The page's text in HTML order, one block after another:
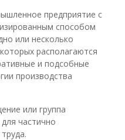
предприятие с
способом
или несколько
располагаются
и подсобные
производства
или группа
частично